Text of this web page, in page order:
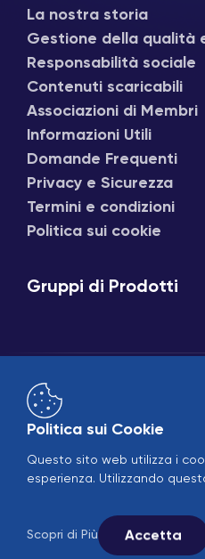
La nostra storia
Gestione della qualità
Responsabilità sociale
Contenuti scaricabili
Associazioni di Membri
Informazioni Utili
Domande Frequenti
Privacy e Sicurezza
Termini e condizioni
Politica sui cookie
Gruppi di Prodotti
Vendite
Seguici sui
Politica sui Cookie
Questo sito web utilizza i
esperienza. Utilizzando
Scopri di Più Accetta